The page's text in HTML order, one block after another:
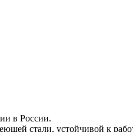
в России.
стали, устойчивой к